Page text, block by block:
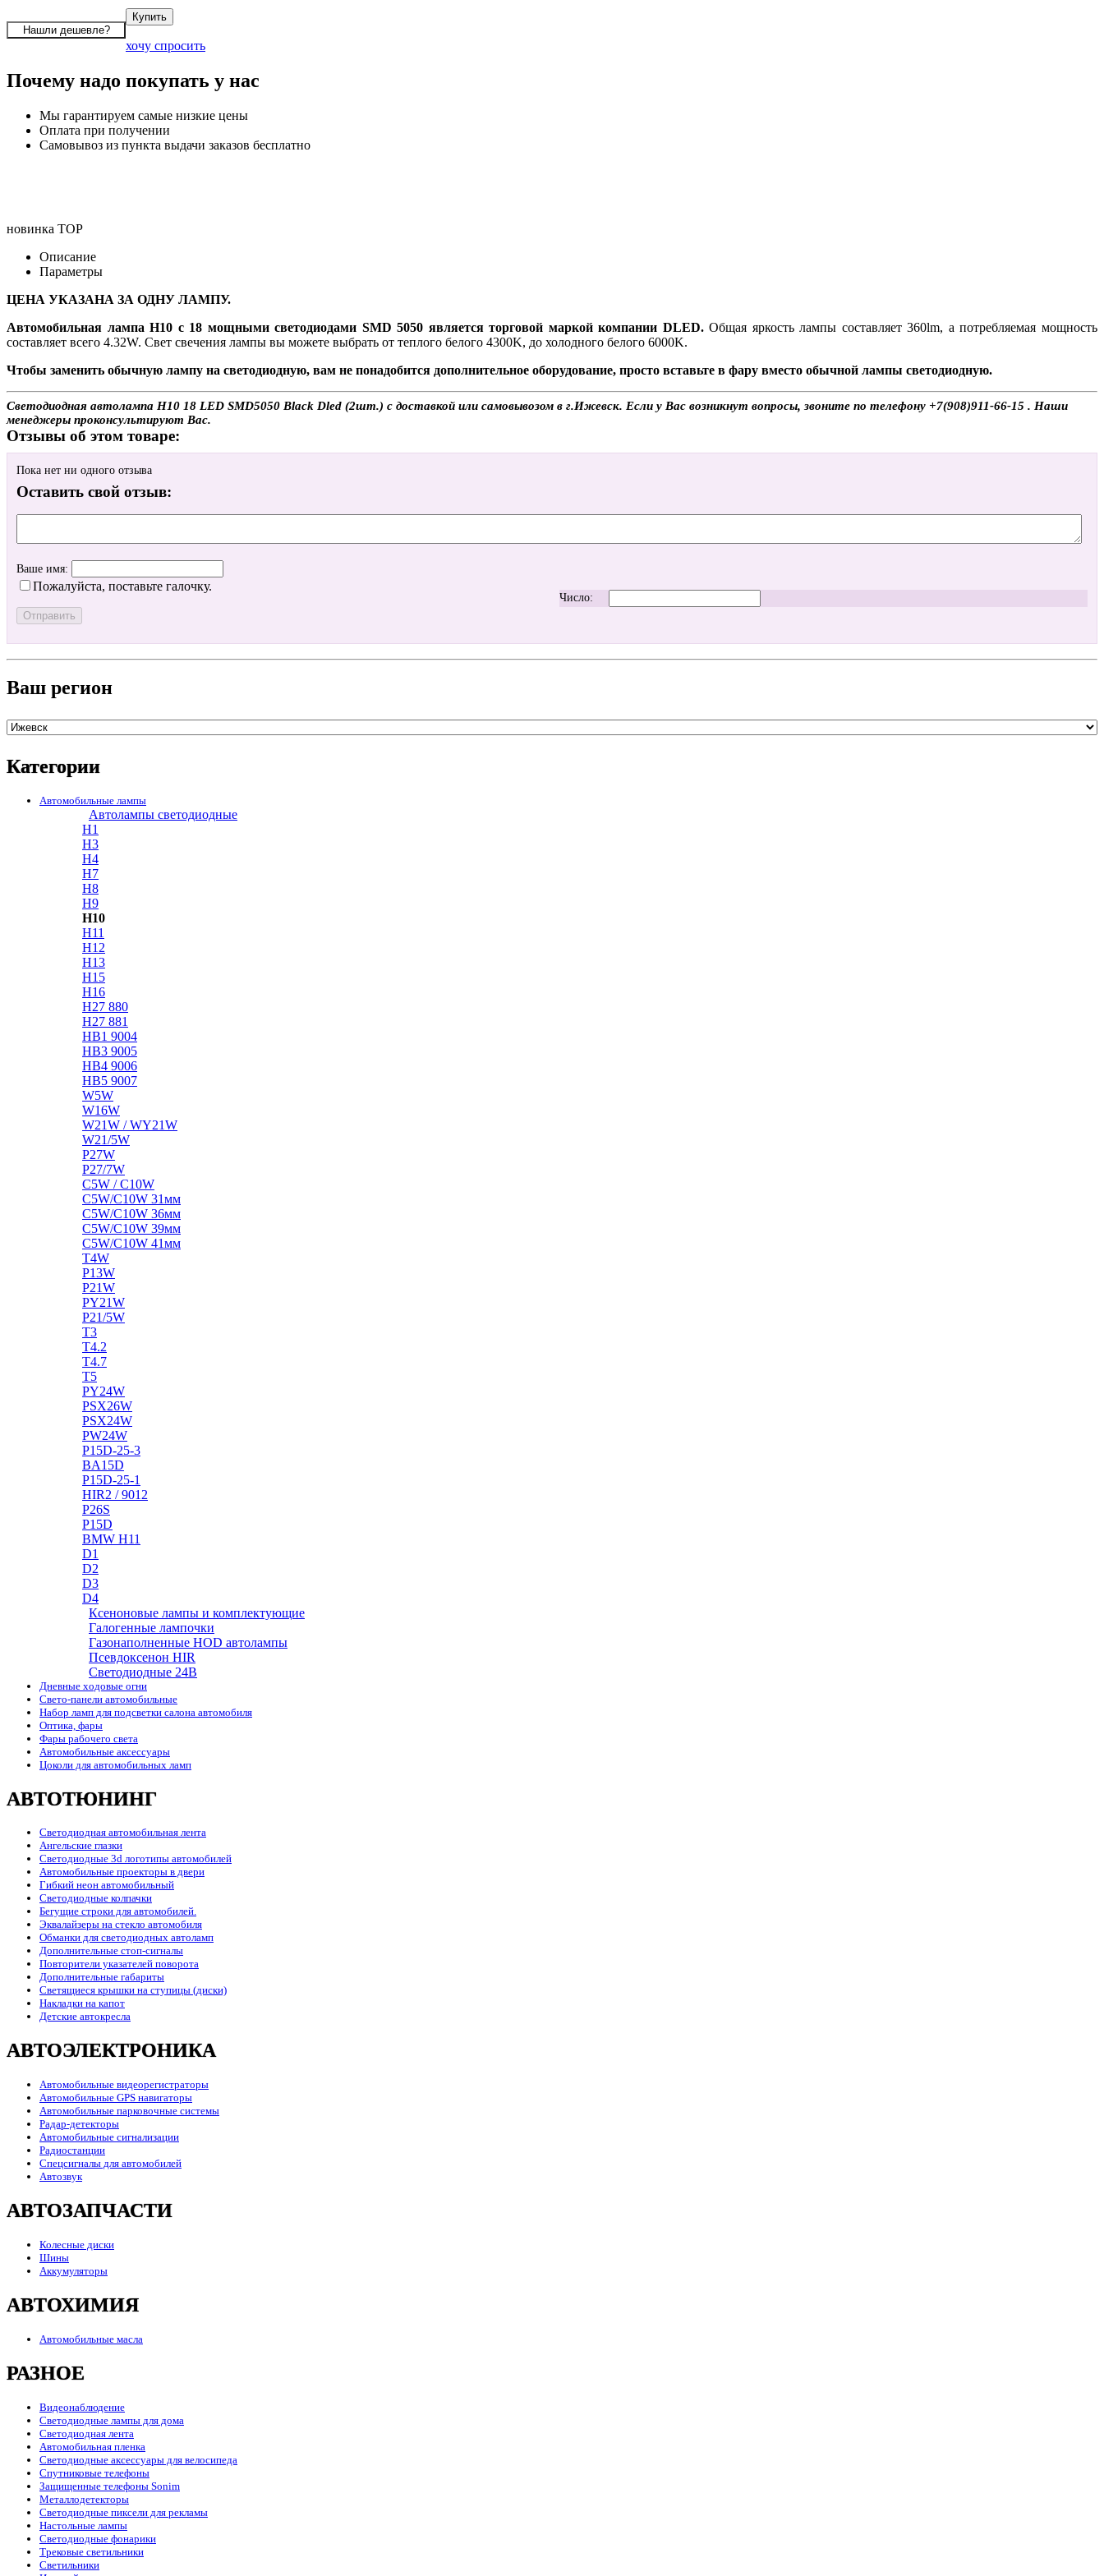
хочу спросить
Почему надо покупать у нас
Мы гарантируем самые низкие цены
Оплата при получении
Самовывоз из пункта выдачи заказов бесплатно
новинка TOP
Описание
Параметры
ЦЕНА УКАЗАНА ЗА ОДНУ ЛАМПУ.
Автомобильная лампа H10 с 18 мощными светодиодами SMD 5050 является торговой маркой компании DLED.Общая яркость лампы составляет 360lm, а потребляемая мощность
составляет всего 4.32W. Свет свечения лампы вы можете выбрать от теплого белого 4300K, до холодного белого 6000K.
Чтобы заменить обычную лампу на светодиодную, вам не понадобится дополнительное оборудование, просто вставьте в фару вместо обычной лампы светодиодную.
Светодиодная автолампа H10 18 LED SMD5050 Black Dled (2шт.) с доставкой или самовывозом в г.Ижевск. Если у Вас возникнут вопросы, звоните по телефону +7(908)911-66-15 . Наши
менеджеры проконсультируют Вас.
Отзывы об этом товаре:
Пока нет ни одного отзыва
Оставить свой отзыв:
Ваше имя:
Пожалуйста, поставьте галочку.
Число:
Ваш регион
Категории
Автомобильные лампы
Автолампы светодиодные
H1
H3
H4
H7
H8
H9
H10
H11
H12
H13
H15
H16
H27 880
H27 881
HB1 9004
HB3 9005
HB4 9006
HB5 9007
W5W
W16W
W21W / WY21W
W21/5W
P27W
P27/7W
C5W / C10W
C5W/C10W 31мм
C5W/C10W 36мм
C5W/C10W 39мм
C5W/C10W 41мм
T4W
P13W
P21W
PY21W
P21/5W
T3
T4.2
T4.7
T5
PY24W
PSX26W
PSX24W
PW24W
P15D-25-3
BA15D
P15D-25-1
HIR2 / 9012
P26S
P15D
BMW H11
D1
D2
D3
D4
Ксеноновые лампы и комплектующие
Галогенные лампочки
Газонаполненные HOD автолампы
Псевдоксенон HIR
Cветодиодные 24B
Дневные ходовые огни
Свето-панели автомобильные
Набор ламп для подсветки салона автомобиля
Оптика, фары
Фары рабочего света
Автомобильные аксессуары
Цоколи для автомобильных ламп
АВТОТЮНИНГ
Светодиодная автомобильная лента
Ангельские глазки
Светодиодные 3d логотипы автомобилей
Автомобильные проекторы в двери
Гибкий неон автомобильный
Светодиодные колпачки
Бегущие строки для автомобилей.
Эквалайзеры на стекло автомобиля
Обманки для светодиодных автоламп
Дополнительные стоп-сигналы
Повторители указателей поворота
Дополнительные габариты
Светящиеся крышки на ступицы (диски)
Накладки на капот
Детские автокресла
АВТОЭЛЕКТРОНИКА
Автомобильные видеорегистраторы
Автомобильные GPS навигаторы
Автомобильные парковочные системы
Радар-детекторы
Автомобильные сигнализации
Радиостанции
Спецсигналы для автомобилей
Автозвук
АВТОЗАПЧАСТИ
Колесные диски
Шины
Аккумуляторы
АВТОХИМИЯ
Автомобильные масла
РАЗНОЕ
Видеонаблюдение
Светодиодные лампы для дома
Светодиодная лента
Автомобильная пленка
Светодиодные аксессуары для велосипеда
Спутниковые телефоны
Защищенные телефоны Sonim
Металлодетекторы
Светодиодные пиксели для рекламы
Настольные лампы
Светодиодные фонарики
Трековые светильники
Светильники